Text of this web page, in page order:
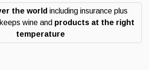
the world including insurance plus
wine and products at the right
temperature